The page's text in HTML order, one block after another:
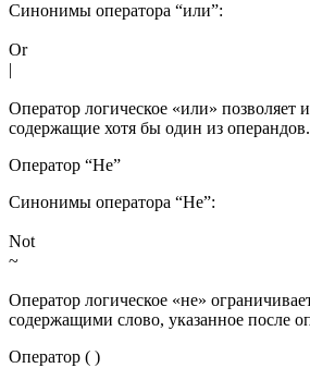
Синонимы оператора “или”:
Or
|
Оператор логическое «или» позволяет
содержащие хотя бы один из операндов.
Оператор “Не”
Синонимы оператора “Не”:
Not
~
Оператор логическое «не»
содержащими слово, указанное после
Оператор ( )